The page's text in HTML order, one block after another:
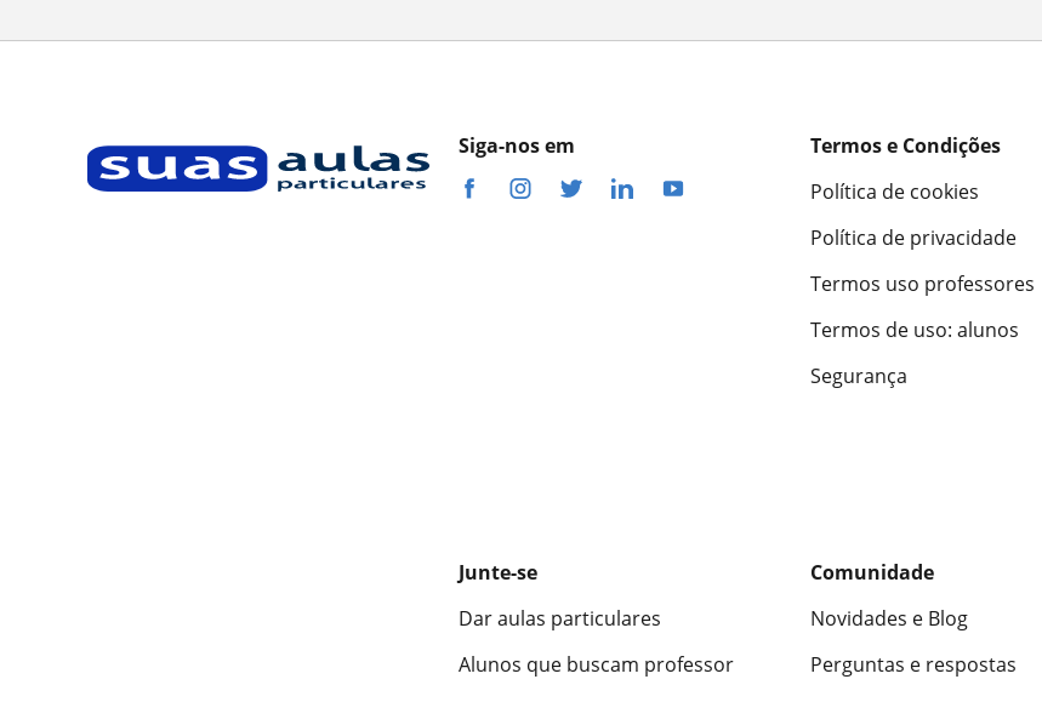
Siga-nos em
Termos e Condições
Política de cookies
Política de privacidade
Termos uso professores
Termos de uso: alunos
Segurança
Junte-se
Dar aulas particulares
Alunos que buscam professor
Comunidade
Novidades e Blog
Perguntas e respostas